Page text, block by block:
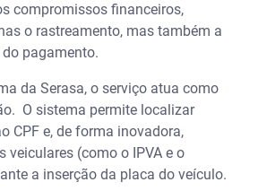
compromissos financeiros,
o rastreamento, mas também a
pagamento.
da Serasa, o serviço atua como
O sistema permite localizar
CPF e, de forma inovadora,
veiculares (como o IPVA e o
a inserção da placa do veículo.